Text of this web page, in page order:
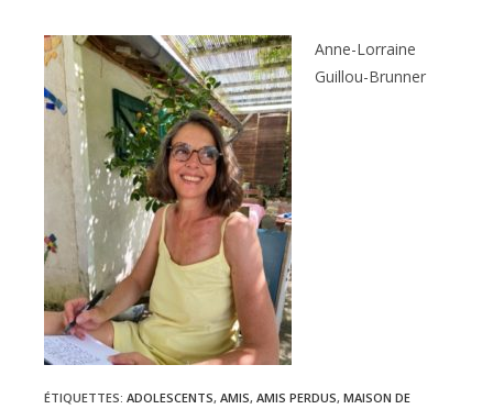
Anne-Lorraine
Guillou-Brunner
ÉTIQUETTES: ADOLESCENTS, AMIS, AMIS PERDUS, MAISON DE